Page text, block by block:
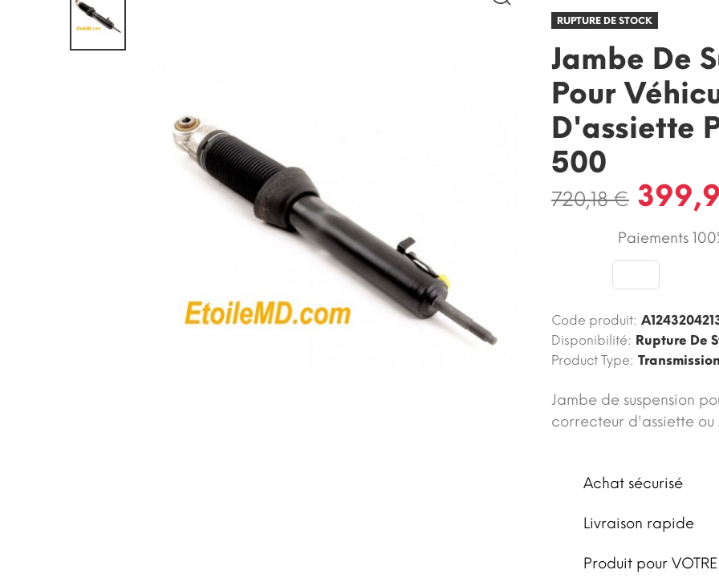
RUPTURE DE STOCK
Jambe De
Pour
D'assiette
500
720,18 €
Paiements
Code produit:
Disponibilité: Rupture De
Product Type:
Jambe de suspension
correcteur d'assiette ou
Achat sécurisé
Livraison rapide
Produit pour